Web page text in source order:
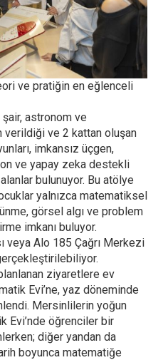
ve pratiğin en eğlenceli
astronom ve
verildiği ve 2 kattan oluşan
imkansız üçgen,
ve yapay zeka destekli
bulunuyor. Bu atölye
yalnızca matematiksel
görsel algı ve problem
imkanı buluyor.
veya Alo 185 Çağrı Merkezi
ziyaretlere ev
Evi’ne, yaz döneminde
Mersinlilerin yoğun
Evi’nde öğrenciler bir
diğer yandan da
boyunca matematiğe